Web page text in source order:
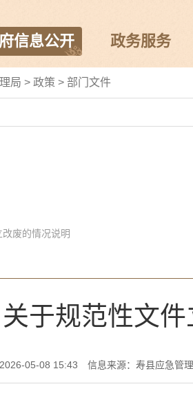
信息公开 政务服务
局 > 政策 > 部门文件
废的情况说明
关于规范性文
05-08 15:43 信息来源：寿县应急管